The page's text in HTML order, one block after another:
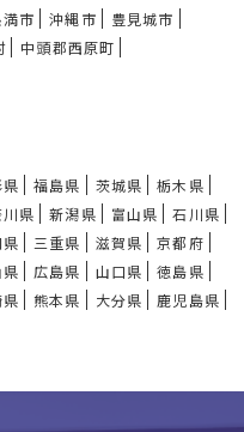
市 沖縄市
豊見城市
中頭郡西原町
福島県 茨城県
栃木県
県 新潟県 富山県
石川県
三重県 滋賀県
京都府
広島県 山口県
徳島県
熊本県 大分県
鹿児島県